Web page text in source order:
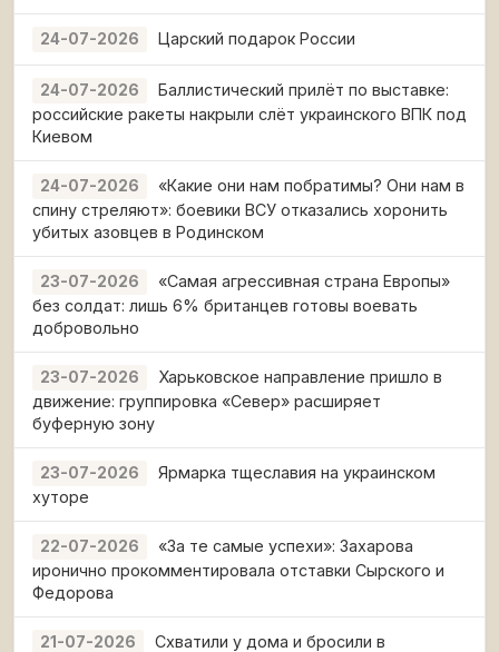
24-07-2026 Царский подарок России
24-07-2026
Баллистический прилёт по выставке:
российские ракеты накрыли слёт украинского ВПК под
Киевом
24-07-2026
«Какие они нам побратимы? Они нам в
спину стреляют»: боевики ВСУ отказались хоронить
убитых азовцев в Родинском
23-07-2026
«Самая агрессивная страна Европы»
без солдат: лишь 6% британцев готовы воевать
добровольно
23-07-2026
Харьковское направление пришло в
движение: группировка «Север» расширяет
буферную зону
23-07-2026
Ярмарка тщеславия на украинском
хуторе
22-07-2026
«За те самые успехи»: Захарова
иронично прокомментировала отставки Сырского и
Федорова
21-07-2026
Схватили у дома и бросили в